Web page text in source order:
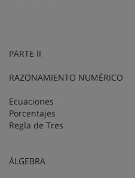
PARTE II
RAZONAMIENTO NUMÉRICO
Ecuaciones
Porcentajes
Regla de Tres
ÁLGEBRA